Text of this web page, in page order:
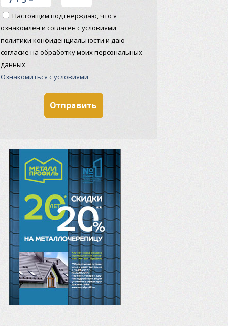
Настоящим подтверждаю, что я
ознакомлен и согласен с условиями
политики конфиденциальности и даю
согласие на обработку моих персональных
данных
Ознакомиться с условиями